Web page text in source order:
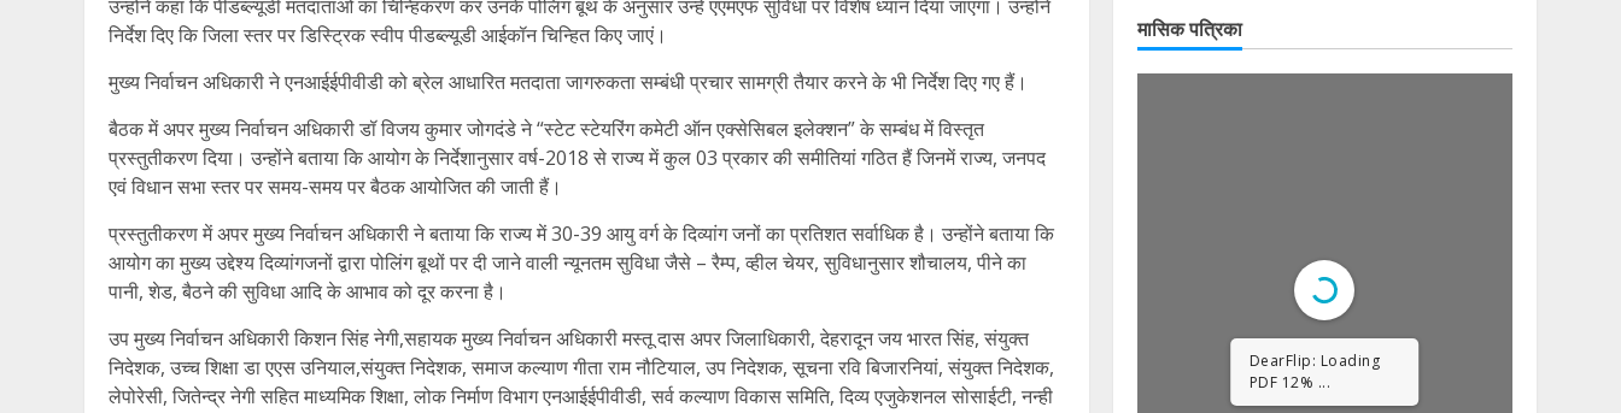
उन्होंने कहा कि पीडब्ल्यूडी मतदाताओं का चिन्हिकरण कर उनके पोलिंग बूथ के अनुसार उन्हें एएमएफ सुविधा पर विशेष ध्यान दिया जाएगा। उन्होंने
निर्देश दिए कि जिला स्तर पर डिस्ट्रिक स्वीप पीडब्ल्यूडी आईकॉन चिन्हित किए जाएं।
मुख्य निर्वाचन अधिकारी ने एनआईईपीवीडी को ब्रेल आधारित मतदाता जागरुकता सम्बंधी प्रचार सामग्री तैयार करने के भी निर्देश दिए गए हैं।
बैठक में अपर मुख्य निर्वाचन अधिकारी डॉ विजय कुमार जोगदंडे ने “स्टेट स्टेयरिंग कमेटी ऑन एक्सेसिबल इलेक्शन” के सम्बंध में विस्तृत
प्रस्तुतीकरण दिया। उन्होंने बताया कि आयोग के निर्देशानुसार वर्ष-2018 से राज्य में कुल 03 प्रकार की समीतियां गठित हैं जिनमें राज्य, जनपद
एवं विधान सभा स्तर पर समय-समय पर बैठक आयोजित की जाती हैं।
प्रस्तुतीकरण में अपर मुख्य निर्वाचन अधिकारी ने बताया कि राज्य में 30-39 आयु वर्ग के दिव्यांग जनों का प्रतिशत सर्वाधिक है। उन्होंने बताया कि
आयोग का मुख्य उद्देश्य दिव्यांगजनों द्वारा पोलिंग बूथों पर दी जाने वाली न्यूनतम सुविधा जैसे – रैम्प, व्हील चेयर, सुविधानुसार शौचालय, पीने का
पानी, शेड, बैठने की सुविधा आदि के आभाव को दूर करना है।
उप मुख्य निर्वाचन अधिकारी किशन सिंह नेगी,सहायक मुख्य निर्वाचन अधिकारी मस्तू दास अपर जिलाधिकारी, देहरादून जय भारत सिंह, संयुक्त
निदेशक, उच्च शिक्षा डा एएस उनियाल,संयुक्त निदेशक, समाज कल्याण गीता राम नौटियाल, उप निदेशक, सूचना रवि बिजारनियां, संयुक्त निदेशक,
लेपोरेसी, जितेन्द्र नेगी सहित माध्यमिक शिक्षा, लोक निर्माण विभाग एनआईईपीवीडी, सर्व कल्याण विकास समिति, दिव्य एजुकेशनल सोसाईटी, नन्ही
मासिक पत्रिका